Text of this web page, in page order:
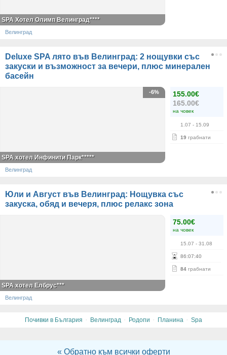
SPA Хотел Олимп Велинград****
Велинград
Deluxe SPA лято във Велинград: 2 нощувки със
закуски и възможност за вечери, плюс минерален
басейн
155.00€
165.00€
на човек
1.07 - 15.09
19 грабнати
-6%
SPA хотел Инфинити Парк*****
Велинград
Юли и Август във Велинград: Нощувка със
закуска, обяд и вечеря, плюс релакс зона
75.00€
на човек
15.07 - 31.08
86:07:40
84 грабнати
SPA хотел Елбрус***
Велинград
Почивки в България · Велинград · Родопи · Планина · Spa
« Обратно към всички оферти